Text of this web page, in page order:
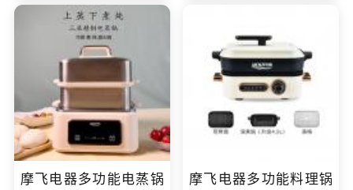
摩飞电器多功能电蒸锅
摩飞电器多功能料理锅